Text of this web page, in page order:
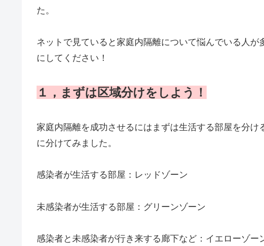
た。
ネットで見ていると家庭内隔離について悩んでいる人
にしてください！
１，まずは区域分けをしよう！
家庭内隔離を成功させるにはまずは生活する部屋を分け
に分けてみました。
感染者が生活する部屋：レッドゾーン
未感染者が生活する部屋：グリーンゾーン
感染者と未感染者が行き来する廊下など：イエローゾー